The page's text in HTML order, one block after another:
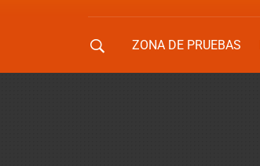
ZONA DE PRUEBAS